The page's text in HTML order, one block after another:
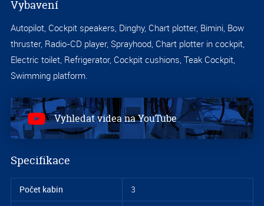
Vybavení
Autopilot, Cockpit speakers, Dinghy, Chart plotter, Bimini, Bow
thruster, Radio-CD player, Sprayhood, Chart plotter in cockpit,
Electric toilet, Refrigerator, Cockpit cushions, Teak Cockpit,
Swimming platform.
Vyhledat videa na YouTube
Specifikace
Počet kabin 3